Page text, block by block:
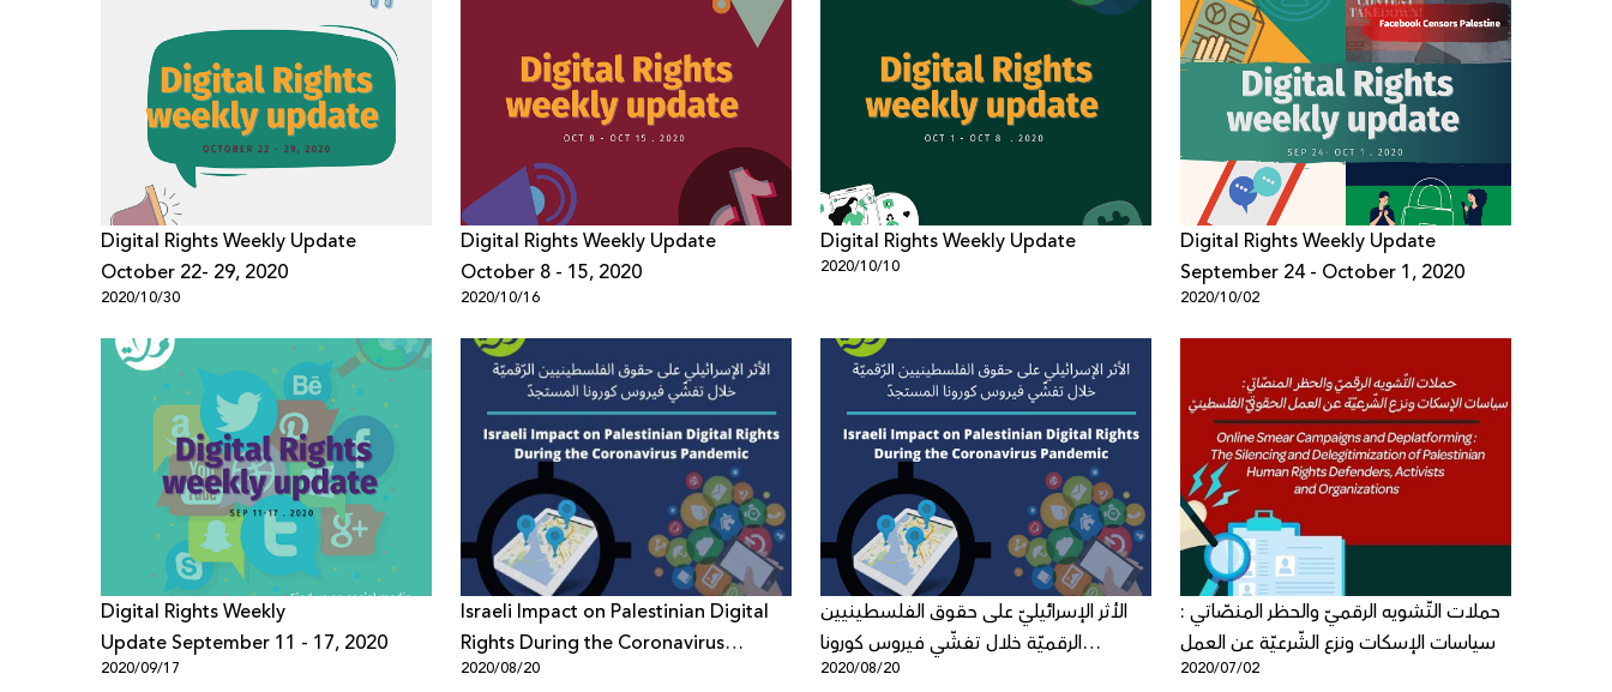
Digital Rights Weekly Update
October 22- 29, 2020
2020/10/30
Digital Rights Weekly Update
October 8 - 15, 2020
2020/10/16
Digital Rights Weekly Update
2020/10/10
Digital Rights Weekly Update
September 24 - October 1, 2020
2020/10/02
Digital Rights Weekly
Update September 11 - 17, 2020
2020/09/17
Israeli Impact on Palestinian Digital
Rights During the Coronavirus
Pandemic
2020/08/20
الأثر الإسرائيليّ على حقوق الفلسطينيين
الرقميّة خلال تفشّي فيروس كورونا
المستجدّ
2020/08/20
حملات التّشويه الرقميّ والحظر المنصّاتي :
سياسات الإسكات ونزع الشّرعيّة عن العمل
الحقوقيّ الفلسطينيّ - ورقة موقف جديدة
2020/07/02